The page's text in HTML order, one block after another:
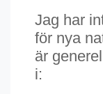
Jag har
för nya
är
i: